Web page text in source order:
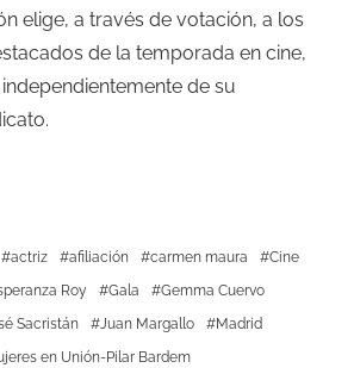
elige, a través de votación, a los
de la temporada en cine,
de su
actriz afiliación carmen maura
Cine
Roy Gala
Gemma Cuervo
Sacristán Juan Margallo
Madrid
en Unión-Pilar Bardem